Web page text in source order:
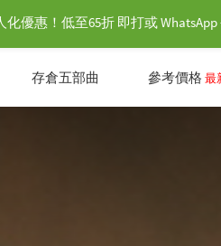
存倉五部曲 參考價格 最
優惠！低至65折 即打或 WhatsApp